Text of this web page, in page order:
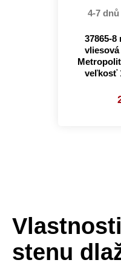
4-7 dnů
37865-
veľkosť
stenu